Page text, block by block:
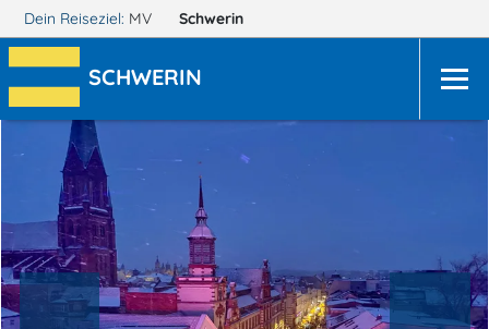
Dein Reiseziel: MV Schwerin
SCHWERIN